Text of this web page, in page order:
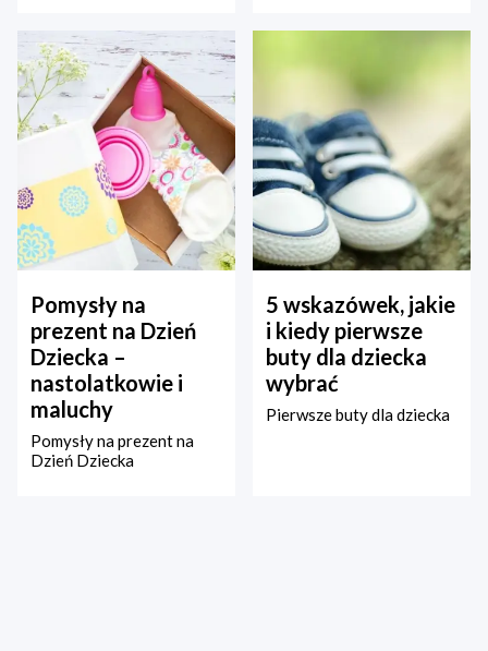
Pomysły na
prezent na Dzień
Dziecka –
nastolatkowie i
maluchy
Pomysły na prezent na
Dzień Dziecka
5 wskazówek, jakie
i kiedy pierwsze
buty dla dziecka
wybrać
Pierwsze buty dla dziecka